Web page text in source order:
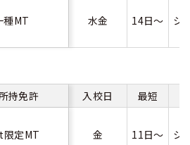
種MT 水金 14日～ シ
所持免許 入校日 最短
限定MT 金 11日～ シ